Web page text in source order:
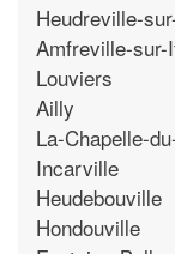
Heudreville-
Amfreville-sur-
Louviers
Ailly
La-Chapelle-
Incarville
Heudebouville
Hondouville